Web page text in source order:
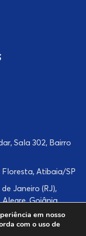
Sala 302, Bairro
Floresta, Atibaia/SP
Janeiro (RJ),
Goiânia,
Belém,
Cuiabá,
em nosso
com o uso de